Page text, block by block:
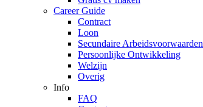
Career Guide
Contract
Loon
Secundaire Arbeidsvoorwaarden
Persoonlijke Ontwikkeling
Welzijn
Overig
Info
FAQ